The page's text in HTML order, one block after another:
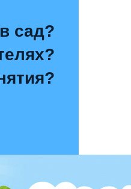
сад?